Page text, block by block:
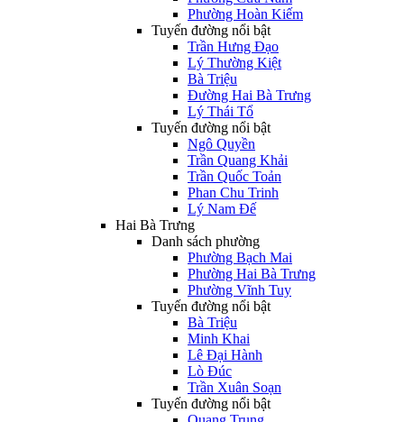
Phường Hoàn Kiếm
Tuyến đường nổi bật
Trần Hưng Đạo
Lý Thường Kiệt
Bà Triệu
Đường Hai Bà Trưng
Lý Thái Tổ
Tuyến đường nổi bật
Ngô Quyền
Trần Quang Khải
Trần Quốc Toản
Phan Chu Trinh
Lý Nam Đế
Hai Bà Trưng
Danh sách phường
Phường Bạch Mai
Phường Hai Bà Trưng
Phường Vĩnh Tuy
Tuyến đường nổi bật
Bà Triệu
Minh Khai
Lê Đại Hành
Lò Đúc
Trần Xuân Soạn
Tuyến đường nổi bật